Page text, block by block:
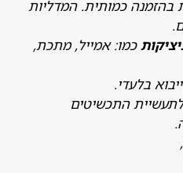
כמותית. המדליות
כמו: אמייל, מתכת,
התכשיטים